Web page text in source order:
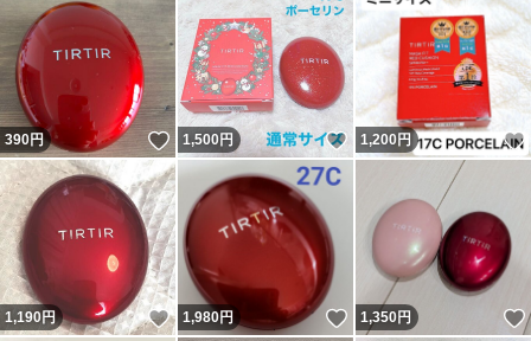
390円 いいね！
1,500円 いいね！
1,200円
1,190円 いいね！
1,980円 いいね！
1,350円